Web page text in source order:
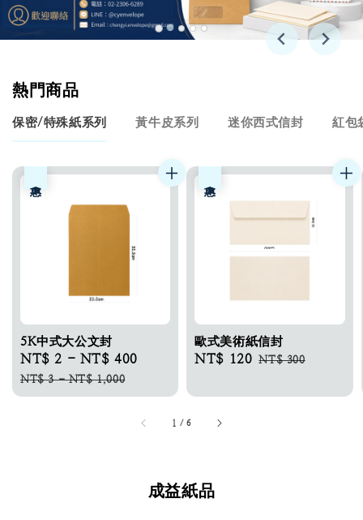
熱門商品
保密/特殊紙系列 黃牛皮系列 迷你西式信封 紅包
5K中式大公文封
Sale
price
NT$ 2 - NT$ 400
NT$ 3-NT$ 1,000
歐式美術紙信封
Sale
NT$ 120 Regular
NT$ 300
1 /6
成益紙品